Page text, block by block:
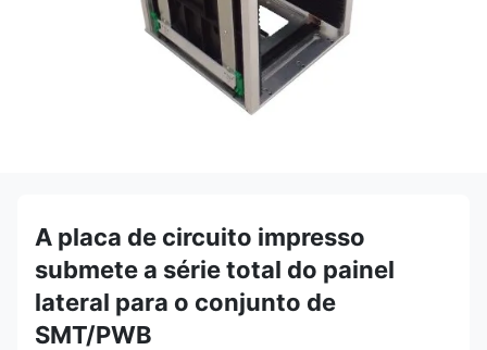
A placa de circuito impresso
submete a série total do painel
lateral para o conjunto de
SMT/PWB